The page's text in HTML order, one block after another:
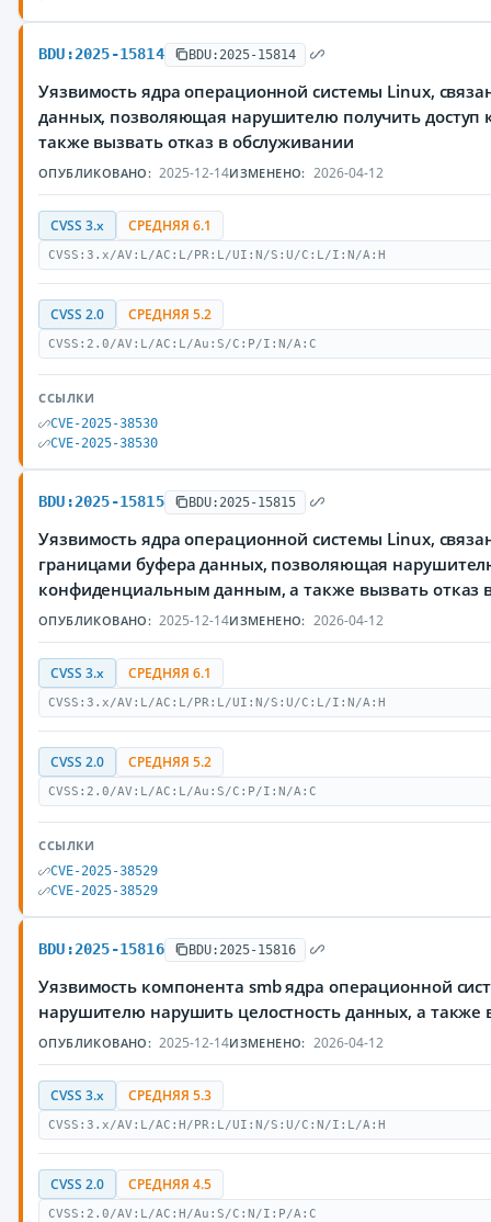
BDU:2025-15814 BDU:2025-15814
Уязвимость ядра операционной системы Linux,
данных, позволяющая нарушителю получить
также вызвать отказ в обслуживании
ОПУБЛИКОВАНО: 2025-12-14ИЗМЕНЕНО: 2026-04-12
CVSS 3.x СРЕДНЯЯ 6.1
CVSS:3.x/AV:L/AC:L/PR:L/UI:N/S:U/C:L/I:N/A:H
CVSS 2.0 СРЕДНЯЯ 5.2
CVSS:2.0/AV:L/AC:L/Au:S/C:P/I:N/A:C
ССЫЛКИ
CVE-2025-38530
CVE-2025-38530
BDU:2025-15815 BDU:2025-15815
Уязвимость ядра операционной системы Linux,
границами буфера данных, позволяющая
конфиденциальным данным, а также вызвать отказ
ОПУБЛИКОВАНО: 2025-12-14ИЗМЕНЕНО: 2026-04-12
CVSS 3.x СРЕДНЯЯ 6.1
CVSS:3.x/AV:L/AC:L/PR:L/UI:N/S:U/C:L/I:N/A:H
CVSS 2.0 СРЕДНЯЯ 5.2
CVSS:2.0/AV:L/AC:L/Au:S/C:P/I:N/A:C
ССЫЛКИ
CVE-2025-38529
CVE-2025-38529
BDU:2025-15816 BDU:2025-15816
Уязвимость компонента smb ядра операционной
нарушителю нарушить целостность данных, а также
ОПУБЛИКОВАНО: 2025-12-14ИЗМЕНЕНО: 2026-04-12
CVSS 3.x СРЕДНЯЯ 5.3
CVSS:3.x/AV:L/AC:H/PR:L/UI:N/S:U/C:N/I:L/A:H
CVSS 2.0 СРЕДНЯЯ 4.5
CVSS:2.0/AV:L/AC:H/Au:S/C:N/I:P/A:C